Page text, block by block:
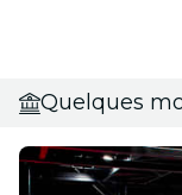
Quelques